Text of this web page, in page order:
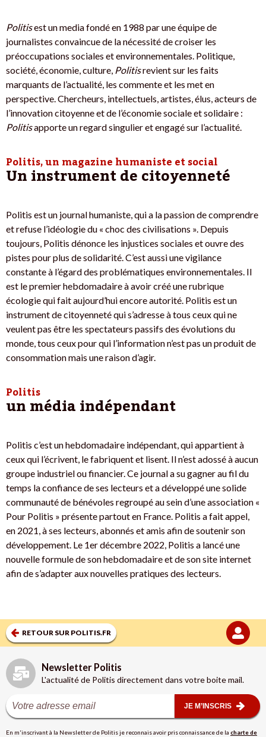
Politisest un media fondé en 1988 par une équipe de
journalistes convaincue de la nécessité de croiser les
préoccupations sociales et environnementales. Politique,
société, économie, culture, Politisrevient sur les faits
marquants de l’actualité, les commente et les met en
perspective. Chercheurs, intellectuels, artistes, élus, acteurs de
l’innovation citoyenne et de l’économie sociale et solidaire :
Politisapporte un regard singulier et engagé sur l’actualité.
Politis, un magazine humaniste et social
Un instrument de citoyenneté
Politis est un journal humaniste, qui a la passion de comprendre
et refuse l’idéologie du « choc des civilisations ». Depuis
toujours, Politis dénonce les injustices sociales et ouvre des
pistes pour plus de solidarité. C’est aussi une vigilance
constante à l’égard des problématiques environnementales. Il
est le premier hebdomadaire à avoir créé une rubrique
écologie qui fait aujourd’hui encore autorité. Politis est un
instrument de citoyenneté qui s’adresse à tous ceux qui ne
veulent pas être les spectateurs passifs des évolutions du
monde, tous ceux pour qui l’information n’est pas un produit de
consommation mais une raison d’agir.
Politis
un média indépendant
Politis c’est un hebdomadaire indépendant, qui appartient à
ceux qui l’écrivent, le fabriquent et lisent. Il n’est adossé à aucun
groupe industriel ou financier. Ce journal a su gagner au fil du
temps la confiance de ses lecteurs et a développé une solide
communauté de bénévoles regroupé au sein d’une association «
Pour Politis » présente partout en France. Politis a fait appel,
en 2021, à ses lecteurs, abonnés et amis afin de soutenir son
développement. Le 1er décembre 2022, Politis a lancé une
nouvelle formule de son hebdomadaire et de son site internet
afin de s’adapter aux nouvelles pratiques des lecteurs.
RETOUR SUR POLITIS.FR
Newsletter Politis
L'actualité de Politis directement dans votre boite mail.
JE M’INSCRIS
En m'inscrivant à la Newsletter de Politis je reconnais avoir pris connaissance de la charte de